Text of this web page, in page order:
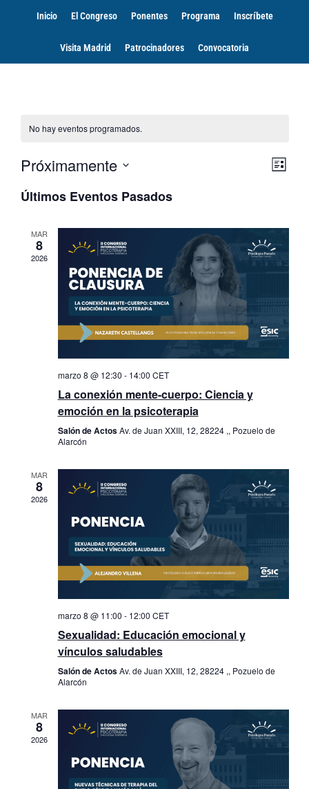
Inicio El Congreso Ponentes Programa Inscríbete
Visita Madrid Patrocinadores Convocatoria
No hay eventos programados.
de
Lista
Próximamente
fecha.
Últimos Eventos Pasados
MAR
8
2026
marzo 8 @ 12:30 - 14:00 CET
La conexión mente-cuerpo: Ciencia y
emoción en la psicoterapia
Salón de ActosAv. de Juan XXIII, 12, 28224 ,, Pozuelo de
Alarcón
MAR
8
2026
marzo 8 @ 11:00 - 12:00 CET
Sexualidad: Educación emocional y
vínculos saludables
Salón de ActosAv. de Juan XXIII, 12, 28224 ,, Pozuelo de
Alarcón
MAR
8
2026